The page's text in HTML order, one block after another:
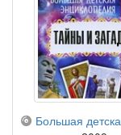
компакт-диск
Большая детская энциклопедия.